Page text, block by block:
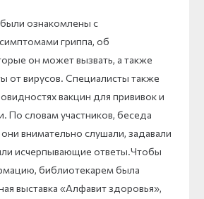
ознакомлены с
гриппа, об
он может вызвать, а также
от вирусов. Специалисты также
вакцин для прививок и
По словам участников, беседа
внимательно слушали, задавали
исчерпывающие ответы.Чтобы
библиотекарем была
выставка «Алфавит здоровья»,